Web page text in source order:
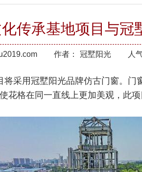
传承基地项目与冠
作者： 冠墅阳光 人
将采用冠墅阳光品牌仿古门窗。
花格在同一直线上更加美观，此